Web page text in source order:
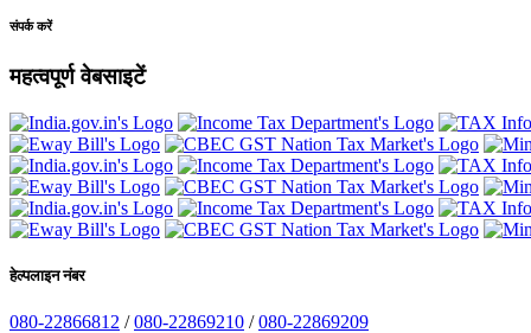
संपर्क करें
महत्वपूर्ण वेबसाइटें
हेल्पलाइन नंबर
080-22866812 /080-22869210 /080-22869209